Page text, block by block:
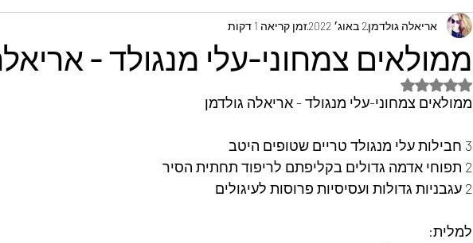
ממולאים צמחוני-עלי מנגולד -
אריאלה גולדמן2 באוג׳ 2022 זמן קריאה 1 דקות
דירוג של NaN מתוך 5 כוכבים
ממולאים צמחוני-עלי מנגולד - אריאלה גולדמן
3 חבילות עלי מנגולד טריים שטופים היטב
2 תפוחי אדמה גדולים בקליפתם לריפוד תחתית הסיר
2 עגבניות גדולות ועסיסיות פרוסות לעיגולים
למלית: